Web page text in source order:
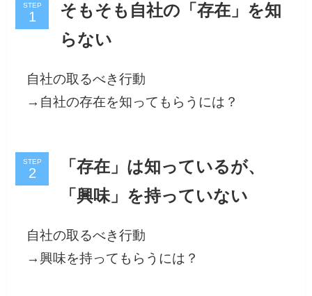
STEP
そもそも自社の「存在」を知
らない
自社の取るべき行動
→自社の存在を知ってもらうには？
STEP
「存在」は知っているが、
「興味」を持っていない
自社の取るべき行動
→興味を持ってもらうには？